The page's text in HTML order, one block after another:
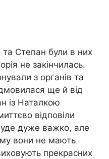
та Степан були в них
не закінчилась.
з органів та
ще й від
із Наталкою
відповіли
дуже важко, але
вони не мають
прекрасних